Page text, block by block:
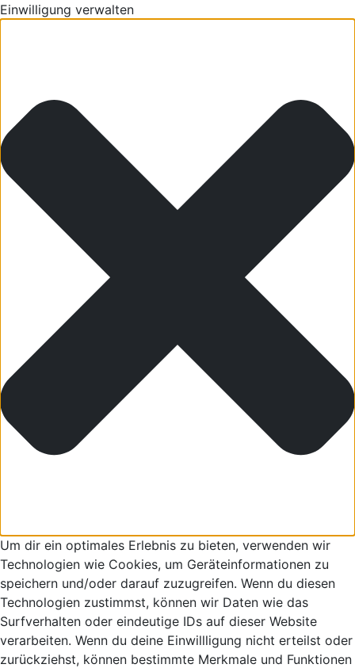
Einwilligung verwalten
Um dir ein optimales Erlebnis zu bieten, verwenden wir
Technologien wie Cookies, um Geräteinformationen zu
speichern und/oder darauf zuzugreifen. Wenn du diesen
Technologien zustimmst, können wir Daten wie das
Surfverhalten oder eindeutige IDs auf dieser Website
verarbeiten. Wenn du deine Einwillligung nicht erteilst oder
zurückziehst, können bestimmte Merkmale und Funktionen